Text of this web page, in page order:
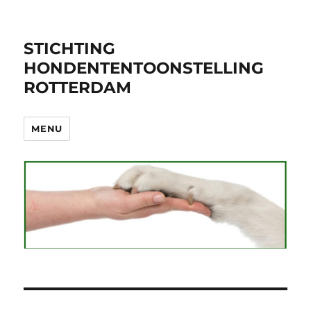
STICHTING
HONDENTENTOONSTELLING
ROTTERDAM
MENU